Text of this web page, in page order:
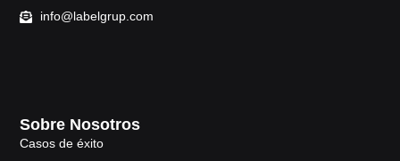
Sobre Nosotros
Casos de éxito
info@labelgrup.com